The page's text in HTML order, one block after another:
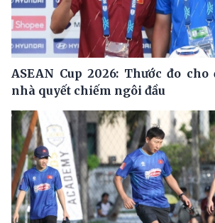
ASEAN Cup 2026: Thước đo
nhà quyết chiếm ngôi đầu